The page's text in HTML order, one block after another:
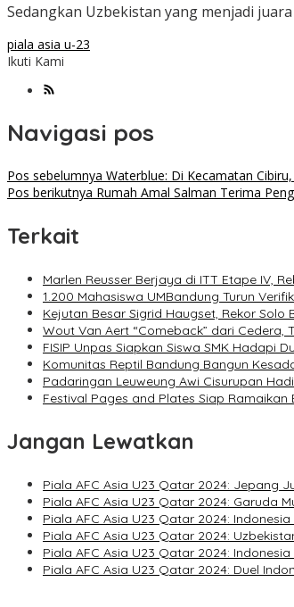
Sedangkan Uzbekistan yang menjadi
piala asia u-23
Ikuti Kami
Navigasi pos
Pos sebelumnya Waterblue: Di Kecamatan
Pos berikutnya Rumah Amal Salman Terima
Terkait
Marlen Reusser Berjaya di ITT Etape IV,
1.200 Mahasiswa UMBandung Turun
Kejutan Besar Sigrid Haugset, Rekor Solo
Wout Van Aert “Comeback” dari Cedera,
FISIP Unpas Siapkan Siswa SMK Hadapi
Komunitas Reptil Bandung Bangun
Padaringan Leuweung Awi Cisurupan
Festival Pages and Plates Siap Ramaikan
Jangan Lewatkan
Piala AFC Asia U23 Qatar 2024: Jepang
Piala AFC Asia U23 Qatar 2024: Garuda
Piala AFC Asia U23 Qatar 2024:
Piala AFC Asia U23 Qatar 2024:
Piala AFC Asia U23 Qatar 2024:
Piala AFC Asia U23 Qatar 2024: Duel